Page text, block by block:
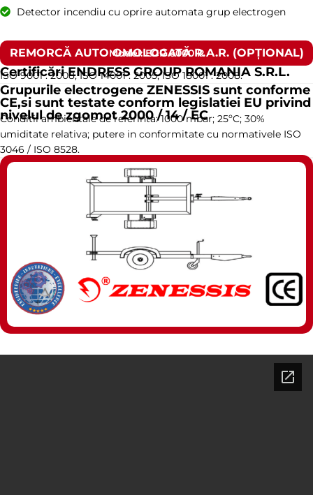
Detector incendiu cu oprire automata grup electrogen
REMORCĂ AUTO OMOLOGATĂ R.A.R. (OPȚIONAL)
Model: EGR 6000 R
Certificări ENDRESS GROUP ROMANIA S.R.L.
ISO 9001 : 2008, ISO 14001 : 2005, ISO 18001 : 2008.
Grupurile electrogene ZENESSIS sunt conforme
CE,si sunt testate conform legislatiei EU privind
nivelul de zgomot 2000 / 14 / EC
Conditii ambientale de referinta: 1000 mbar; 25ºC; 30%
umiditate relativa; putere in conformitate cu normativele ISO
3046 / ISO 8528.